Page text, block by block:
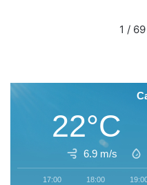
1 / 69
22°C
6.9 m/s
17:00 18:00